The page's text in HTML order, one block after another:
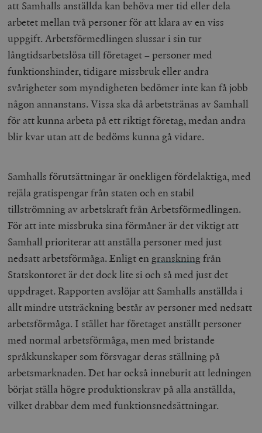
att Samhalls anställda kan behöva mer tid eller dela
arbetet mellan två personer för att klara av en viss
uppgift. Arbetsförmedlingen slussar i sin tur
långtidsarbetslösa till företaget – personer med
funktionshinder, tidigare missbruk eller andra
svårigheter som myndigheten bedömer inte kan få jobb
någon annanstans. Vissa ska då arbetstränas av Samhall
för att kunna arbeta på ett riktigt företag, medan andra
blir kvar utan att de bedöms kunna gå vidare.
Samhalls förutsättningar är onekligen fördelaktiga, med
rejäla gratispengar från staten och en stabil
tillströmning av arbetskraft från Arbetsförmedlingen.
För att inte missbruka sina förmåner är det viktigt att
Samhall prioriterar att anställa personer med just
nedsatt arbetsförmåga. Enligt en granskningfrån
Statskontoret är det dock lite si och så med just det
uppdraget. Rapporten avslöjar att Samhalls anställda i
allt mindre utsträckning består av personer med nedsatt
arbetsförmåga. I stället har företaget anställt personer
med normal arbetsförmåga, men med bristande
språkkunskaper som försvagar deras ställning på
arbetsmarknaden. Det har också inneburit att ledningen
börjat ställa högre produktionskrav på alla anställda,
vilket drabbar dem med funktionsnedsättningar.